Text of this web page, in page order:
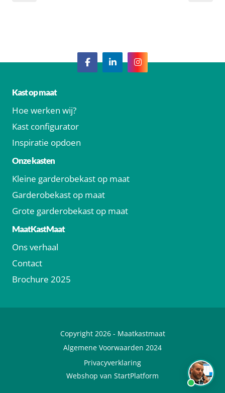
Kast op maat
Hoe werken wij?
Kast configurator
Inspiratie opdoen
Onze kasten
Kleine garderobekast op maat
Garderobekast op maat
Grote garderobekast op maat
MaatKastMaat
Ons verhaal
Contact
Brochure 2025
Copyright 2026 - Maatkastmaat
Algemene Voorwaarden 2024
Privacyverklaring
Webshop van StartPlatform